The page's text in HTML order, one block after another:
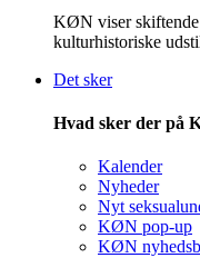
KØN viser skiftende
kulturhistoriske
Det sker
Hvad sker der på
Kalender
Nyheder
Nyt
KØN pop-up
KØN